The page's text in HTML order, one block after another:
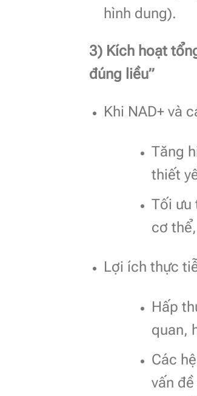
hình dung).
3) Kích hoạt
đúng liều”
Khi NAD+ và
Tăng
thiết
Tối ưu
cơ
Lợi ích thực
Hấp
quan,
Các
vấn